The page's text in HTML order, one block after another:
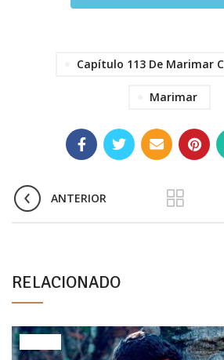
Capítulo 113 De Marimar
Marimar
ANTERIOR
RELACIONADO